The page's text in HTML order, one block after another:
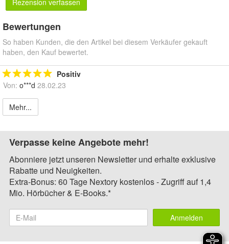
Bewertungen
So haben Kunden, die den Artikel bei diesem Verkäufer gekauft
haben, den Kauf bewertet.
Positiv
Von: o***d 28.02.23
Mehr...
Verpasse keine Angebote mehr!
Abonniere jetzt unseren Newsletter und erhalte exklusive
Rabatte und Neuigkeiten.
Extra-Bonus: 60 Tage Nextory kostenlos - Zugriff auf 1,4
Mio. Hörbücher & E-Books.*
Anmelden